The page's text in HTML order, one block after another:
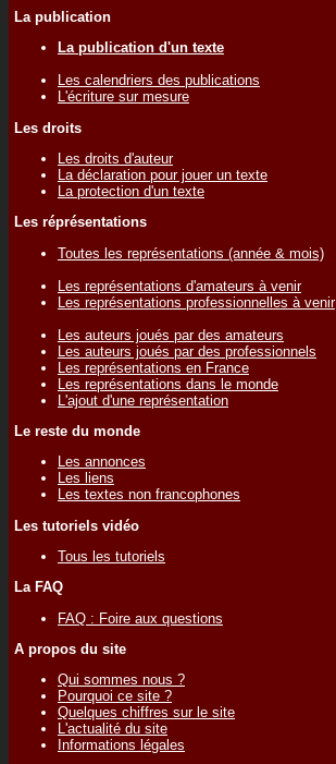
La publication
La publication d'un texte
Les calendriers des publications
L'écriture sur mesure
Les droits
Les droits d'auteur
La déclaration pour jouer un texte
La protection d'un texte
Les réprésentations
Toutes les représentations (année & mois)
Les représentations d'amateurs à venir
Les représentations professionnelles à venir
Les auteurs joués par des amateurs
Les auteurs joués par des professionnels
Les représentations en France
Les représentations dans le monde
L'ajout d'une représentation
Le reste du monde
Les annonces
Les liens
Les textes non francophones
Les tutoriels vidéo
Tous les tutoriels
La FAQ
FAQ : Foire aux questions
A propos du site
Qui sommes nous ?
Pourquoi ce site ?
Quelques chiffres sur le site
L'actualité du site
Informations légales